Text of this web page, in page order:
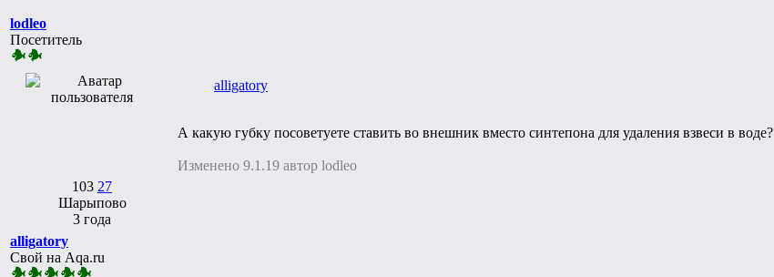
lodleo
Посетитель
103 27
Шарыпово
3 года
alligatory
А какую губку посоветуете ставить во внешник вместо синтепона для удаления взвеси в воде?
Изменено 9.1.19 автор lodleo
alligatory
Свой на Aqa.ru